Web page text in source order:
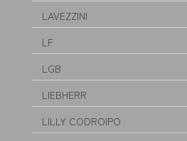
LAVEZZINI
LF
LGB
LIEBHERR
LILLY CODROIPO